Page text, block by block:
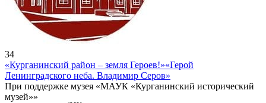
34
«Курганинский район – земля Героев!»«Герой
Ленинградского неба. Владимир Серов»
При поддержке музея «МАУК «Курганинский исторический
музей»»